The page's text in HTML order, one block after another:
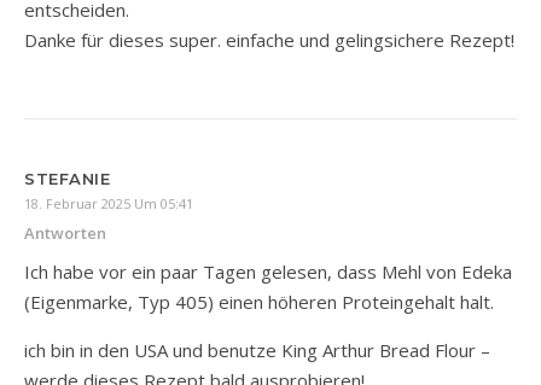
entscheiden.
Danke für dieses super. einfache und gelingsichere Rezept!
STEFANIE
18. Februar 2025 Um 05:41
Antworten
Ich habe vor ein paar Tagen gelesen, dass Mehl von Edeka
(Eigenmarke, Typ 405) einen höheren Proteingehalt halt.
ich bin in den USA und benutze King Arthur Bread Flour –
werde dieses Rezept bald ausprobieren!